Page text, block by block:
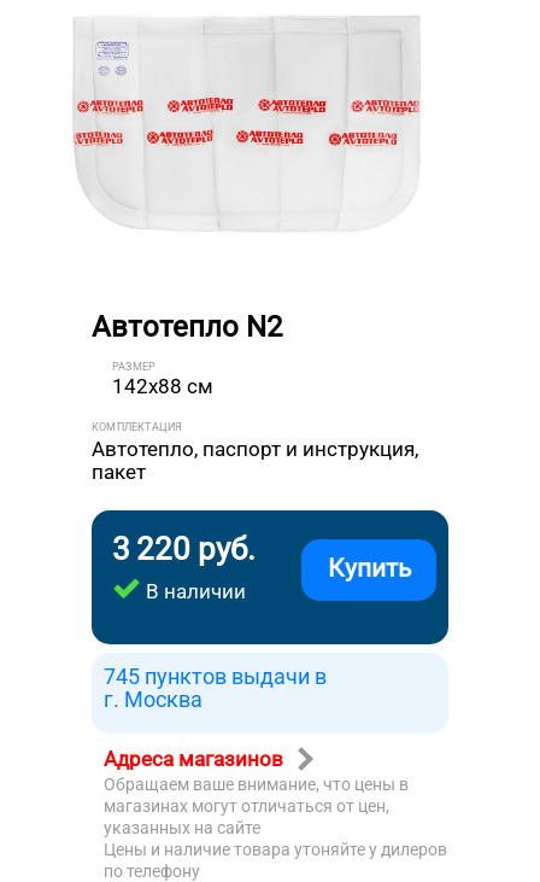
Автотепло N2
РАЗМЕР
142x88 см
КОМПЛЕКТАЦИЯ
Автотепло, паспорт и инструкция,
пакет
3 220 руб.
В наличии
Купить
745 пунктов выдачи в
г. Москва
Адреса магазинов
Обращаем ваше внимание, что цены в
магазинах могут отличаться от цен,
указанных на сайте
Цены и наличие товара утоняйте у дилеров
по телефону